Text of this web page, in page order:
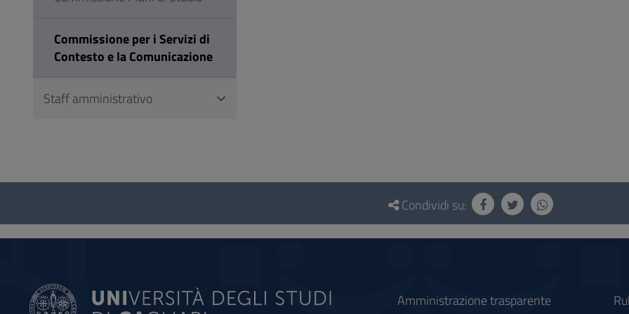
Commissione per i Servizi di
Contesto e la Comunicazione
Staff amministrativo
Questionario
social
Condividi su:
Amministrazione trasparente